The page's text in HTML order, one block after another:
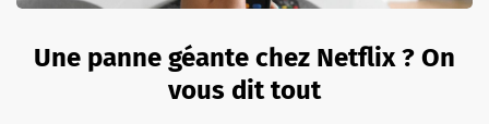
Une panne géante chez Netflix ? On
vous dit tout